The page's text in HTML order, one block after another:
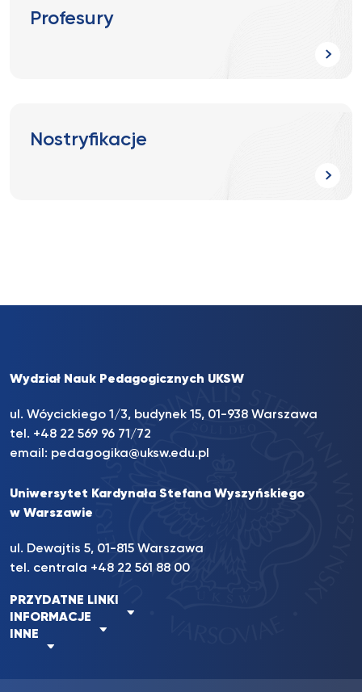
Profesury
Nostryfikacje
Wydział Nauk Pedagogicznych UKSW
ul. Wóycickiego 1/3, budynek 15, 01-938 Warszawa
tel. +48 22 569 96 71/72
email: pedagogika@uksw.edu.pl
Uniwersytet Kardynała Stefana Wyszyńskiego
w Warszawie
ul. Dewajtis 5, 01-815 Warszawa
tel. centrala +48 22 561 88 00
PRZYDATNE LINKI
INFORMACJE
INNE